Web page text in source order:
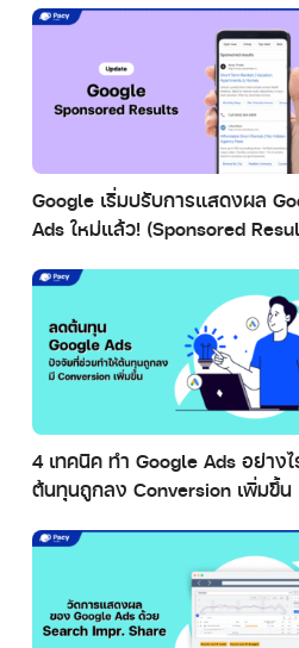
Google เริ่มปรับการแสดงผล
Ads ใหม่แล้ว! (Sponsored
4 เทคนิค ทำ Google Ads อย่างไ
ต้นทุนถูกลง Conversion เพิ่มขึ้น